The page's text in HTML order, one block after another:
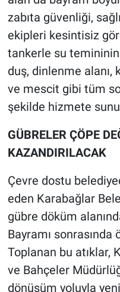
zabıta güvenliği,
ekipleri kesintisiz
tankerle su temininin
duş, dinlenme
ve mescit gibi tüm
şekilde hizmete
GÜBRELER ÇÖPE
KAZANDIRILACAK
Çevre dostu
eden Karabağlar
gübre döküm
Bayramı
Toplanan bu atıklar,
ve Bahçeler
dönüşüm yoluyla